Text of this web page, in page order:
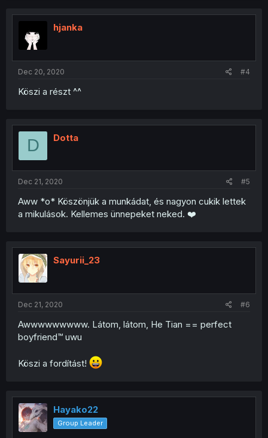
hjanka
Dec 20, 2020 #4
Köszi a részt ^^
D Dotta
Dec 21, 2020 #5
Aww *o* Köszönjük a munkádat, és nagyon cukik lettek
a mikulások. Kellemes ünnepeket neked. ❤️
Sayurii_23
Dec 21, 2020 #6
Awwwwwwwww. Látom, látom, He Tian == perfect
boyfriend™ uwu
Köszi a fordítást!
Hayako22
Group Leader